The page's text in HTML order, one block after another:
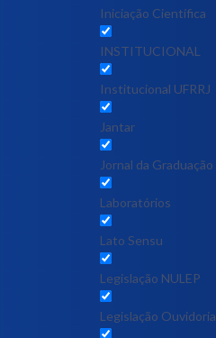
Iniciação Científica
INSTITUCIONAL
Institucional UFRRJ
Jantar
Jornal da Graduação
Laboratórios
Lato Sensu
Legislação NULEP
Legislação Ouvidoria